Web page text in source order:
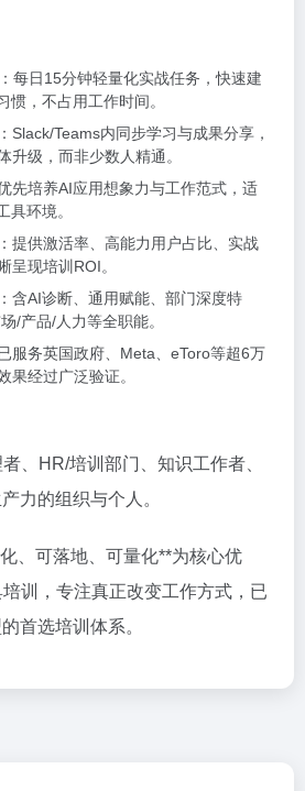
每日15分钟轻量化实战任务，快速建
惯，不占用工作时间。
Slack/Teams内同步学习与成果分享，
升级，而非少数人精通。
先培养AI应用想象力与工作范式，适
具环境。
提供激活率、高能力用户占比、实战
呈现培训ROI。
含AI诊断、通用赋能、部门深度特
/产品/人力等全职能。
服务英国政府、Meta、eToro等超6万
果经过广泛验证。
、HR/培训部门、知识工作者、
力的组织与个人。
、可落地、可量化**为核心优
训，专注真正改变工作方式，已
首选培训体系。